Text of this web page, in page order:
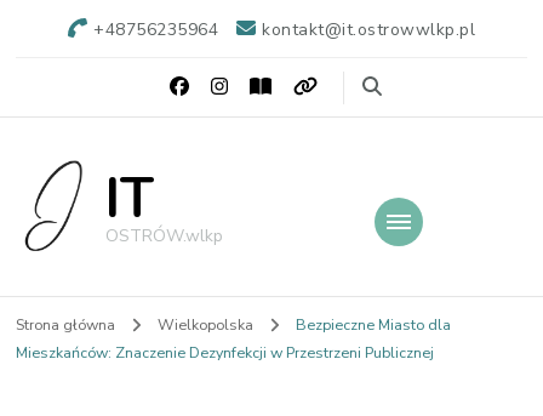
+48756235964 kontakt@it.ostrowwlkp.pl
IT
OSTRÓW.wlkp
Strona główna Wielkopolska
Bezpieczne Miasto dla
Mieszkańców: Znaczenie Dezynfekcji w Przestrzeni Publicznej